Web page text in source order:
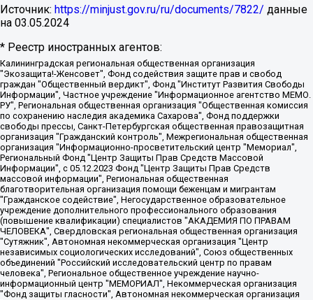
Источник: https://minjust.gov.ru/ru/documents/7822/ данные
на 03.05.2024
* Реестр иностранных агентов:
Калининградская региональная общественная организация "Экозащита!-Женсовет", Фонд содействия защите прав и свобод граждан "Общественный вердикт", Фонд "Институт Развития Свободы Информации", Частное учреждение "Информационное агентство МЕМО. РУ", Региональная общественная организация "Общественная комиссия по сохранению наследия академика Сахарова", Фонд поддержки свободы прессы, Санкт-Петербургская общественная правозащитная организация "Гражданский контроль", Межрегиональная общественная организация "Информационно-просветительский центр "Мемориал", Региональный Фонд "Центр Защиты Прав Средств Массовой Информации", с 05.12.2023 Фонд "Центр Защиты Прав Средств массовой информации", Региональная общественная благотворительная организация помощи беженцам и мигрантам "Гражданское содействие", Негосударственное образовательное учреждение дополнительного профессионального образования (повышение квалификации) специалистов "АКАДЕМИЯ ПО ПРАВАМ ЧЕЛОВЕКА", Свердловская региональная общественная организация "Сутяжник", Автономная некоммерческая организация "Центр независимых социологических исследований", Союз общественных объединений "Российский исследовательский центр по правам человека", Региональное общественное учреждение научно-информационный центр "МЕМОРИАЛ", Некоммерческая организация "Фонд защиты гласности", Автономная некоммерческая организация "Институт прав человека", Городская общественная организация "Екатеринбургское общество "МЕМОРИАЛ", Городская общественная организация "Рязанское историко-просветительское и правозащитное общество "Мемориал" (Рязанский Мемориал), Челябинский региональный орган общественной самодеятельности – женское общественное объединение "Женщины Евразии", Челябинский региональный орган общественной самодеятельности "Уральская правозащитная группа", Фонд содействия защите здоровья и социальной справедливости имени Андрея Рылькова, Автономная Некоммерческая Организация "Аналитический Центр Юрия Левады", Автономная некоммерческая организация социальной поддержки населения "Проект Апрель", Региональная общественная организация помощи женщинам и детям, находящимся в кризисной ситуации "Информационно-методический центр "Анна", Фонд содействия развитию массовых коммуникаций и правовому просвещению "Так-так-Так", Фонд содействия устойчивому развитию "Серебряная тайга", Свердловский региональный общественный фонд социальных проектов "Новое время", "Idel.Реалии", Кавказ.Реалии, Крым.Реалии, Телеканал Настоящее Время, Татаро-башкирская служба Радио Свобода (Azatliq Radiosi), Радио Свободная Европа/Радио Свобода (PCE/PC), "Сибирь.Реалии", "Фактограф", Благотворительный фонд помощи осужденным и их семьям, Автономная некоммерческая организация "Институт глобализации и социальных движений", Фонд "В защиту прав заключенных", Частное учреждение "Центр поддержки и содействия развитию средств массовой информации", Пензенский региональный общественный благотворительный фонд "Гражданский союз", "Север.Реалии", Некоммерческая организация Фонд "Правовая инициатива", Общество с ограниченной ответственностью "Радио Свободная Европа/Радио Свобода", Чешское информационное агентство "MEDIUM-ORIENT", Красноярская региональная общественная организация "Мы против СПИДа", Камалягин Денис Николаевич, Маркелов Сергей Евгеньевич, Пономарев Лев Александрович, Савицкая Людмила Алексеевна, Автономная некоммерческая организация "Центр по работе с проблемой насилия "НАСИЛИЮ.НЕТ", Межрегиональный профессиональный союз работников здравоохранения "Альянс врачей", Юридическое лицо, зарегистрированное в Латвийской Республике, SIA "Medusa Project" (регистрационный номер 40103797863, дата регистрации 10.06.2014), Некоммерческая организация "Фонд по борьбе с коррупцией", Автономная некоммерческая организация "Институт права и публичной политики", Баданин Роман Сергеевич, Гликин Максим Александрович, Железнова Мария Михайловна, Лукьянова Юлия Сергеевна, Маетная Елизавета Витальевна, Маняхин Петр Борисович, Чуракова Ольга Владимировна, Ярош Юлия Петровна, Юридическое лицо "The Insider SIA", зарегистрированное в Риге, Латвийская Республика (дата регистрации 26.06.2015), являющееся администратором доменного имени интернет-издания "The Insider SIA", https://theins.ru, Постернак Алексей Евгеньевич, Рубин Михаил Аркадьевич, Анин Роман Александрович, Юридическое лицо Istories fonds, зарегистрированное в Латвийской Республике (регистрационный номер 50008295751, дата регистрации 24.02.2020), Великовский Дмитрий Александрович, Долинина Ирина Николаевна, Мароховская Алеся Алексеевна, Шлейнов Роман Юрьевич, Шмагун Олеся Валентиновна, Общество с ограниченной ответственностью "Альтаир 2021", Общество с ограниченной ответственностью "Вега 2021", Общество с ограниченной ответственностью "Главный редактор 2021", Общество с ограниченной ответственностью "Ромашки монолит", Важенков Артем Валерьевич, Ивановская областная общественная организация "Центр гендерных исследований", Гурман Юрий Альбертович, Медиапроект "ОВД-Инфо", Егоров Владимир Владимирович, Жилинский Владимир Александрович, Общество с ограниченной ответственностью "ЗП", Иванова София Юрьевна, Карезина Инна Павловна, Кильтау Екатерина Викторовна, Петров Алексей Викторович, Пискунов Сергей Евгеньевич, Смирнов Сергей Сергеевич, Тихонов Михаил Сергеевич, Общество с ограниченной ответственностью "ЖУРНАЛИСТ-ИНОСТРАННЫЙ АГЕНТ", Арапова Галина Юрьевна, Вольтская Татьяна Анатольевна, Американская компания "Mason G.E.S. Anonymous Foundation" (США), являющаяся владельцем интернет-издания https://mnews.world/, Компания "Stichting Bellingcat", зарегистрированная в Нидерландах (дата регистрации 11.07.2018), Захаров Андрей Вячеславович, Клепиковская Екатерина Дмитриевна, Общество с ограниченной ответственностью "МЕМО", Перл Роман Александрович, Симонов Евгений Алексеевич, Соловьева Елена Анатольевна, Сотников Даниил Владимирович, Сурначева Елизавета Дмитриевна, Автономная некоммерческая организация по защите прав человека и информированию населения "Якутия – Наше Мнение", Общество с ограниченной ответственностью "Москоу диджитал медиа", с 26.01.2023 Общество с ограниченной ответственностью "Чайка Белые сады", Ветошкина Валерия Валерьевна, Заговора Максим Александрович, Межрегиональное общественное движение "Российская ЛГБТ - сеть", Оленичев Максим Владимирович, Павлов Иван Юрьевич, Скворцова Елена Сергеевна, Общество с ограниченной ответственностью "Как бы инагент", Кочетков Игорь Викторович, Общество с ограниченной ответственностью "Честные выборы", Еланчик Олег Александрович, Общество с ограниченной ответственностью "Нобелевский призыв", Гималова Регина Эмилевна, Григорьев Андрей Валерьевич, Григорьева Алина Александровна, Ассоциация по содействию защите прав призывников, альтернативнослужащих и военнослужащих "Правозащитная группа "Гражданин.Армия.Право", Хисамова Регина Фаритовна, Автономная некоммерческая организация по реализации социально-правовых программ "Лилит", Дальневосточное общественное движение "Маяк", Санкт-Петербургская ЛГБТ-инициативная группа "Выход", Инициативная группа ЛГБТ+ "Реверс", Алексеев Андрей Викторович, Бекбулатова Таисия Львовна, Беляев Иван Михайлович, Владыкина Елена Сергеевна, Гельман Марат Александрович, Никульшина Вероника Юрьевна, Толоконникова Надежда Андреевна, Шендерович Виктор Анатольевич, Общество с ограниченной ответственностью "Данное сообщение", Общество с ограниченной ответственностью Издательский дом "Новая глава", Айнбиндер Александра Александровна, Московский комьюнити-центр для ЛГБТ+инициатив, Благотворительный фонд развития филантропии, Deutsche Welle (Германия, Kurt-Schumacher-Strasse 3, 53113 Bonn), Борзунова Мария Михайловна, Воробьев Виктор Викторович, Голубева Анна Львовна, Константинова Алла Михайловна, Малкова Ирина Владимировна, Мурадов Мурад Абдулгалимович, Осетинская Елизавета Николаевна, Понасенков Евгений Николаевич, Ганапольский Матвей Юрьевич, Киселев Евгений Алексеевич, Борухович Ирина Григорьевна, Дремин Иван Тимофеевич, Дубровский Дмитрий Викторович, Красноярская региональная общественная организация поддержки и развития альтернативных образовательных технологий и межкультурных коммуникаций "ИНТЕРРА", Маяковская Екатерина Алексеевна, Фейгин Марк Захарович, Филимонов Андрей Викторович, Дзугкоева Регина Николаевна, Доброхотов Роман Александрович, Дудь Юрий Александрович, Елкин Сергей Владимирович, Кругликов Кирилл Игоревич, Сабунаева Мария Леонидовна, Семенов Алексей Владимирович, Шаинян Карен Багратович, Шульман Екатерина Михайловна, Асафьев Артур Валерьевич, Вахштайн Виктор Семенович, Венедиктов Алексей Алексеевич, Лушникова Екатерина Евгеньевна, Волков Леонид Михайлович, Невзоров Александр Глебович, Пархоменко Сергей Борисович, Сироткин Ярослав Николаевич, Кара-Мурза Владимир Владимирович, Баранова Наталья Владимировна, Гозман Леонид Яковлевич, Кагарлицкий Борис Юльевич, Климарев Михаил Валерьевич, Милов Владимир Станиславович, Автономная некоммерческая организация Краснодарский центр современного искусства "Типография", Моргенштерн Алишер Тагирович, Соболь Любовь Эдуардовна, Общество с ограниченной ответственностью "ЛИЗА НОРМ", Каспаров Гарри Кимович, Ходорковский Михаил Борисович, Общество с ограниченной ответственностью "Апрельские тезисы", Данилович Ирина Брониславовна, Кашин Олег Владимирович, Петров Николай Владимирович, Пивоваров Алексей Владимирович, Соколов Михаил Владимирович, Цветкова Юлия Владимировна, Чичваркин Евгений Александрович, Комитет против пыток/Команда против пыток, Общество с ограниченной ответственностью "Первый научный", Общество с ограниченной ответственностью "Вертолет и ко", Белоцерковская Вероника Борисовна, Кац Максим Евгеньевич, Лазарева Татьяна Юрьевна, Шаведдинов Руслан Табризович, Яшин Илья Валерьевич, Общество с ограниченной ответственностью "Иноагент ААВ", Алешковский Дмитрий Петрович, Альбац Евгения Марковна, Быков Дмитрий Львович, Галямина Юлия Евгеньевна, Лойко Сергей Леонидович, Мартынов Кирилл Константинович, Медведев Сергей Александрович, Крашенинников Федор Геннадиевич, Гордеева Катерина Вл